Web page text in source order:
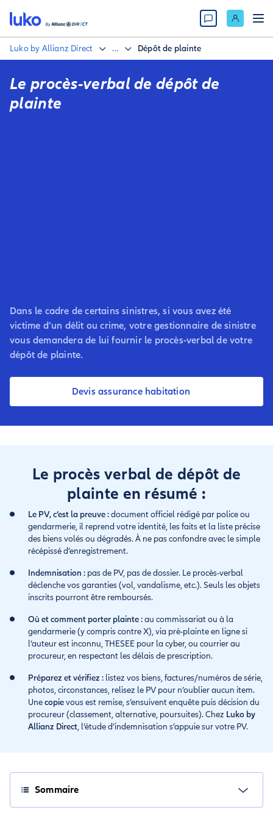
Luko by Allianz Direct ... Dépôt de plainte
Le procès-verbal de dépôt de
plainte
Dans le cadre de certains sinistres, si vous avez été
victime d’un délit ou crime, votre gestionnaire de sinistre
vous demandera de lui fournir le procès-verbal de votre
dépôt de plainte.
Devis assurance habitation
Le procès verbal de dépôt de
plainte en résumé :
Le PV, c’est la preuve :document officiel rédigé par police ou
gendarmerie, il reprend votre identité, les faits et la liste précise
des biens volés ou dégradés. À ne pas confondre avec le simple
récépissé d’enregistrement.
Indemnisation : pas de PV, pas de dossier. Le procès-verbal
déclenche vos garanties (vol, vandalisme, etc.). Seuls les objets
inscrits pourront être remboursés.
Où et comment porter plainte :au commissariat ou à la
gendarmerie (y compris contre X), via pré-plainte en ligne si
l’auteur est inconnu, THESEE pour la cyber, ou courrier au
procureur, en respectant les délais de prescription.
Préparez et vérifiez : listez vos biens, factures/numéros de série,
photos, circonstances, relisez le PV pour n’oublier aucun item.
Unecopievous est remise, s’ensuivent enquête puis décision du
procureur (classement, alternative, poursuites). Chez Luko by
Allianz Direct, l’étude d’indemnisation s’appuie sur votre PV.
Sommaire